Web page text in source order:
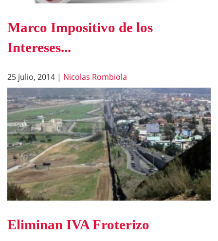
Marco Impositivo de los
Intereses...
25 julio, 2014 | Nicolas Rombiola
Eliminan IVA Froterizo